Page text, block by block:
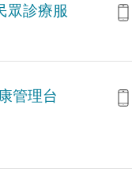
眾診療服
管理台